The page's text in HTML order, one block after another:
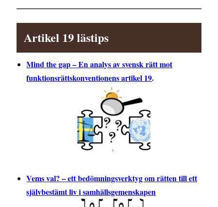
Artikel 19 lästips
Mind the gap – En analys av svensk rätt mot
funktionsrättskonventionens artikel 19.
Vems val? – ett bedömningsverktyg om rätten till ett
självbestämt liv i samhällsgemenskapen